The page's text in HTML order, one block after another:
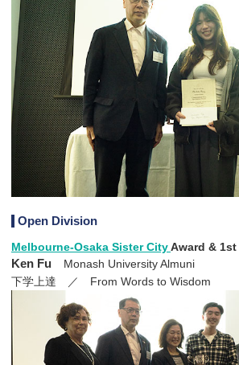
Open Division
Melbourne-Osaka Sister CityAward & 1st
Ken Fu
Monash University Almuni
下学上達 ／ From Words to Wisdom